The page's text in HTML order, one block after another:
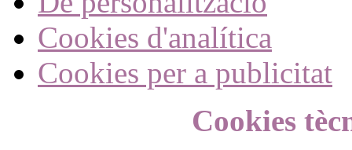
Cookies d'analítica
Cookies per a publicitat
Cookies